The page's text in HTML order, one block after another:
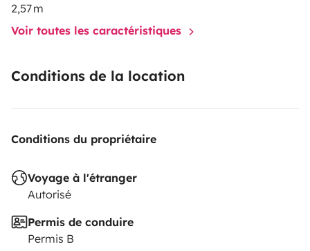
2,57 m
Voir toutes les caractéristiques
Conditions de la location
Conditions du propriétaire
Voyage à l'étranger
Autorisé
Permis de conduire
Permis B